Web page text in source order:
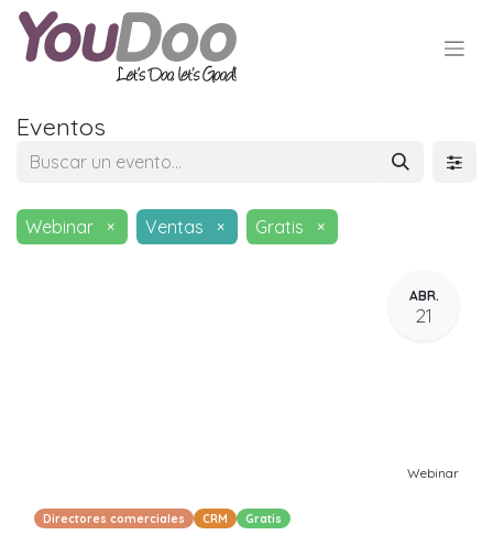
Eventos
Webinar × Ventas × Gratis ×
ABR.
21
Webinar
Directores comerciales CRM Gratis